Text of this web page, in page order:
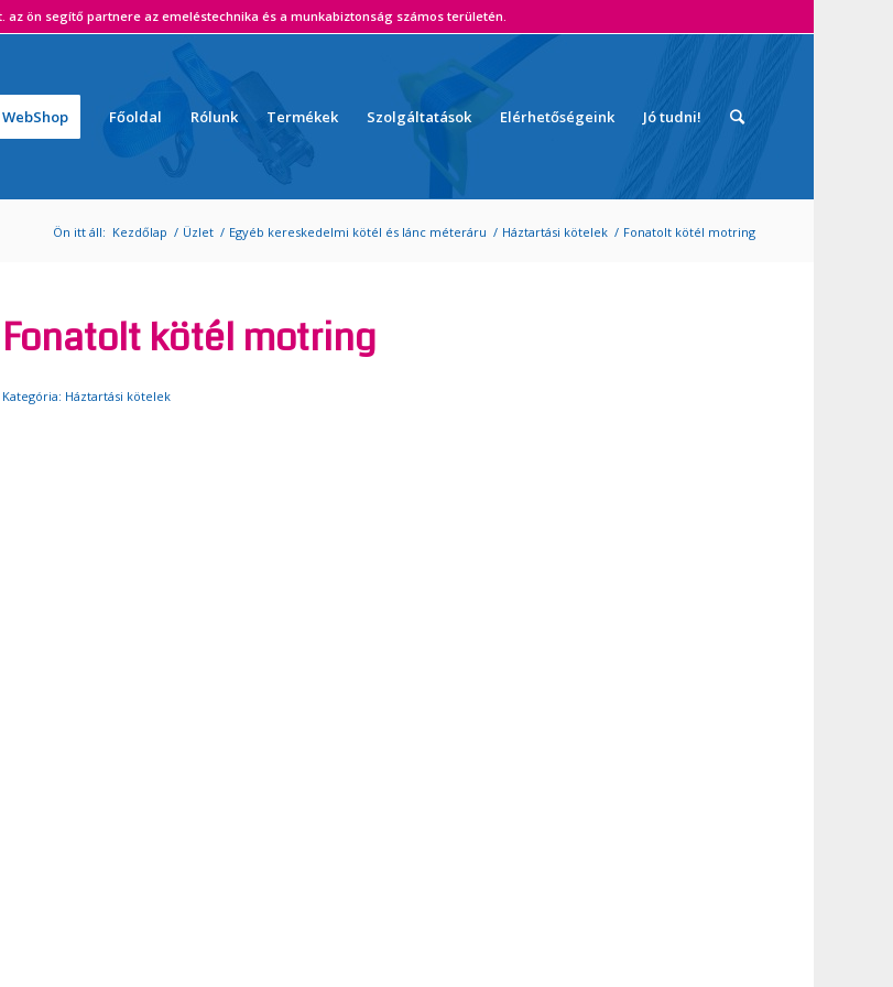
segítő partnere az emeléstechnika és a munkabiztonság számos területén.
WebShop Főoldal Rólunk Termékek Szolgáltatások Elérhetőségeink Jó tudni!
Ön itt áll: Kezdőlap / Üzlet / Egyéb kereskedelmi kötél és lánc méteráru / Háztartási kötelek / Fonatolt kötél motring
Fonatolt kötél motring
Kategória: Háztartási kötelek